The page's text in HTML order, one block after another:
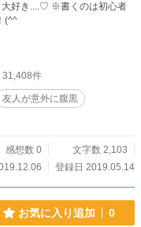
くのは初心者
ゝ
31,408件
友人が意外に腹黒
感想数 0
文字数 2,103
登録日 2019.05.14
お気に入り追加 0